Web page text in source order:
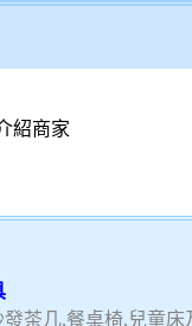
紹商家
茶几,餐桌椅,兒童